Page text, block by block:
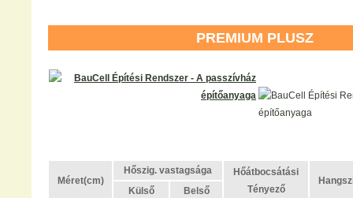
PREMIUM PLUSZ
Méret(cm)
Hőszig. vastagsága
Hőátbocsátási
Tényező
Külső
Belső